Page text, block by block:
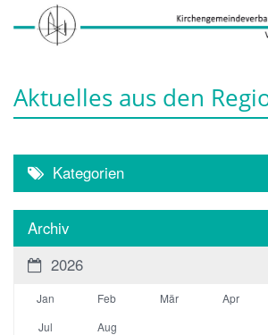
Aktuelles aus den
Kategorien
Archiv
2026
Jan Feb Mär Apr
Jul
Aug